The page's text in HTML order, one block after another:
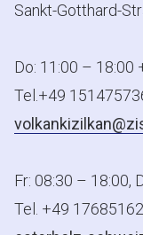
Sankt-Gotthard-
Do: 11:00 – 18:00
Tel.+49
Fr: 08:30 – 18:00,
Tel. +49